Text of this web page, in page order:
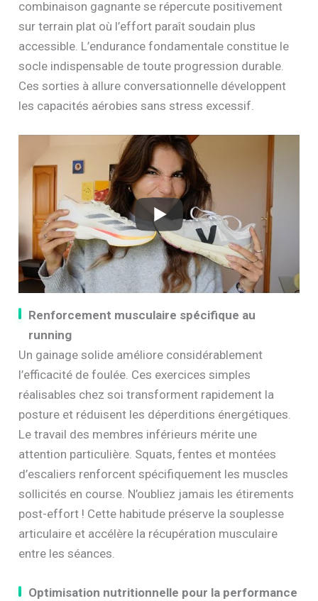
combinaison gagnante se répercute positivement
sur terrain plat où l’effort paraît soudain plus
accessible. L’endurance fondamentale constitue le
socle indispensable de toute progression durable.
Ces sorties à allure conversationnelle développent
les capacités aérobies sans stress excessif.
Renforcement musculaire spécifique au
running
Un gainage solide améliore considérablement
l’efficacité de foulée. Ces exercices simples
réalisables chez soi transforment rapidement la
posture et réduisent les déperditions énergétiques.
Le travail des membres inférieurs mérite une
attention particulière. Squats, fentes et montées
d’escaliers renforcent spécifiquement les muscles
sollicités en course. N’oubliez jamais les étirements
post-effort ! Cette habitude préserve la souplesse
articulaire et accélère la récupération musculaire
entre les séances.
Optimisation nutritionnelle pour la performance